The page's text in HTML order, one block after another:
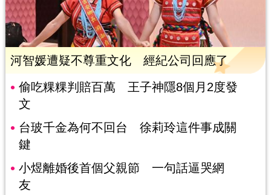
河智媛遭疑不尊重文化 經紀公司回應了
偷吃粿粿判賠百萬 王子神隱8個月2度發
文
台玻千金為何不回台 徐莉玲這件事成關
鍵
小煜離婚後首個父親節 一句話逼哭網
友